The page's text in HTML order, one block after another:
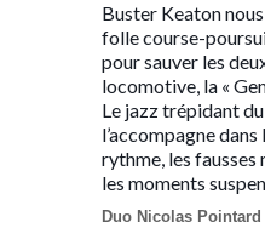
Buster Keaton
folle course-
pour sauver les
locomotive, la «
Le jazz trépidant
l’accompagne
rythme, les
les moments
Duo Nicolas